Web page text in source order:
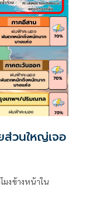
ส่วนใหญ่เจอ
งข้างหน้าใน